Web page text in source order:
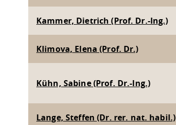
Kammer, Dietrich (Prof. Dr.-Ing.)
Klimova, Elena (Prof. Dr.)
Kühn, Sabine (Prof. Dr.-Ing.)
Lange, Steffen (Dr. rer. nat. habil.)